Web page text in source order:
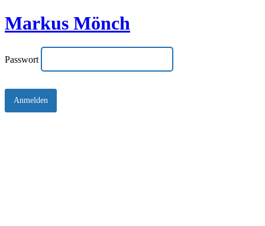
Markus Mönch
Passwort